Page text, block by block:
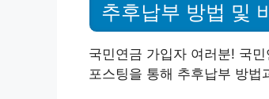
추후납부 방법 및
국민연금 가입자 여러분! 국
포스팅을 통해 추후납부 방법